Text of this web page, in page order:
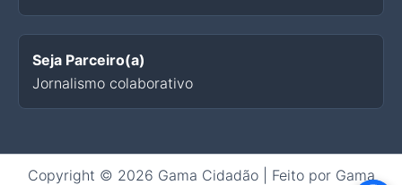
Seja Parceiro(a)
Jornalismo colaborativo
Copyright © 2026 Gama Cidadão | Feito por Gama